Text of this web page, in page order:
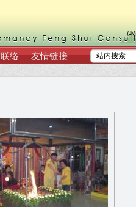
联络 友情链接